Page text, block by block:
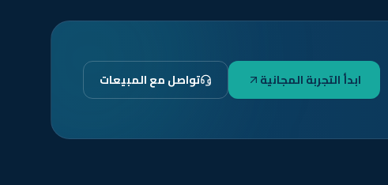
ابدأ التجربة المجانية تواصل مع المبيعات